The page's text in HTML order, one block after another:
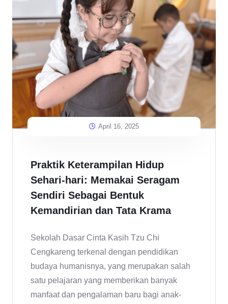
April 16, 2025
Praktik Keterampilan Hidup
Sehari-hari: Memakai Seragam
Sendiri Sebagai Bentuk
Kemandirian dan Tata Krama
Sekolah Dasar Cinta Kasih Tzu Chi
Cengkareng terkenal dengan pendidikan
budaya humanisnya, yang merupakan salah
satu pelajaran yang memberikan banyak
manfaat dan pengalaman baru bagi anak-